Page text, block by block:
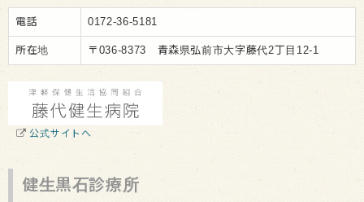
電話 0172-36-5181
所在地 〒036-8373 青森県弘前市大字藤代2丁目12-1
公式サイトへ
健生黒石診療所